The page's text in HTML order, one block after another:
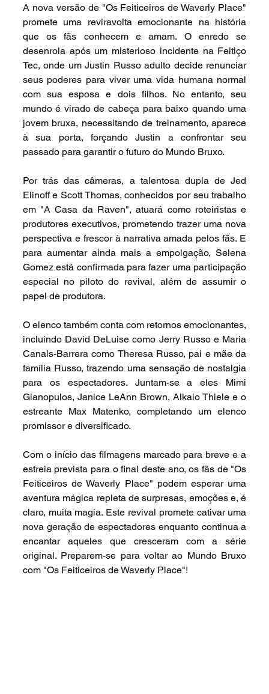
A nova versão de "Os Feiticeiros de Waverly Place"
promete uma reviravolta emocionante na história
que os fãs conhecem e amam. O enredo se
desenrola após um misterioso incidente na Feitiço
Tec, onde um Justin Russo adulto decide renunciar
seus poderes para viver uma vida humana normal
com sua esposa e dois filhos. No entanto, seu
mundo é virado de cabeça para baixo quando uma
jovem bruxa, necessitando de treinamento, aparece
à sua porta, forçando Justin a confrontar seu
passado para garantir o futuro do Mundo Bruxo.
Por trás das câmeras, a talentosa dupla de Jed
Elinoff e Scott Thomas, conhecidos por seu trabalho
em "A Casa da Raven", atuará como roteiristas e
produtores executivos, prometendo trazer uma nova
perspectiva e frescor à narrativa amada pelos fãs. E
para aumentar ainda mais a empolgação, Selena
Gomez está confirmada para fazer uma participação
especial no piloto do revival, além de assumir o
papel de produtora.
O elenco também conta com retornos emocionantes,
incluindo David DeLuise como Jerry Russo e Maria
Canals-Barrera como Theresa Russo, pai e mãe da
família Russo, trazendo uma sensação de nostalgia
para os espectadores. Juntam-se a eles Mimi
Gianopulos, Janice LeAnn Brown, Alkaio Thiele e o
estreante Max Matenko, completando um elenco
promissor e diversificado.
Com o início das filmagens marcado para breve e a
estreia prevista para o final deste ano, os fãs de "Os
Feiticeiros de Waverly Place" podem esperar uma
aventura mágica repleta de surpresas, emoções e, é
claro, muita magia. Este revival promete cativar uma
nova geração de espectadores enquanto continua a
encantar aqueles que cresceram com a série
original. Preparem-se para voltar ao Mundo Bruxo
com "Os Feiticeiros de Waverly Place"!